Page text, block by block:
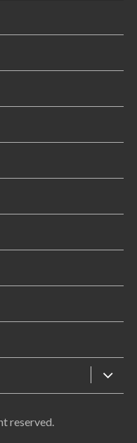
reserved.